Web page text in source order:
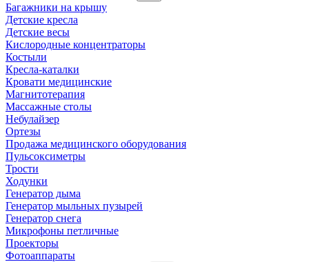
Багажники на крышу
Детские кресла
Детские весы
Кислородные концентраторы
Костыли
Кресла-каталки
Кровати медицинские
Магнитотерапия
Массажные столы
Небулайзер
Ортезы
Продажа медицинского оборудования
Пульсоксиметры
Трости
Ходунки
Генератор дыма
Генератор мыльных пузырей
Генератор снега
Микрофоны петличные
Проекторы
Фотоаппараты